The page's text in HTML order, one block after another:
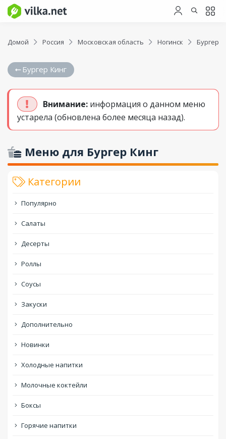
Домой Россия Московская область Ногинск Бургер
Бургер Кинг
Внимание: информация о данном меню
устарела (обновлена более месяца назад).
Меню для Бургер Кинг
Категории
Популярно
Салаты
Десерты
Роллы
Соусы
Закуски
Дополнительно
Новинки
Холодные напитки
Молочные коктейли
Боксы
Горячие напитки